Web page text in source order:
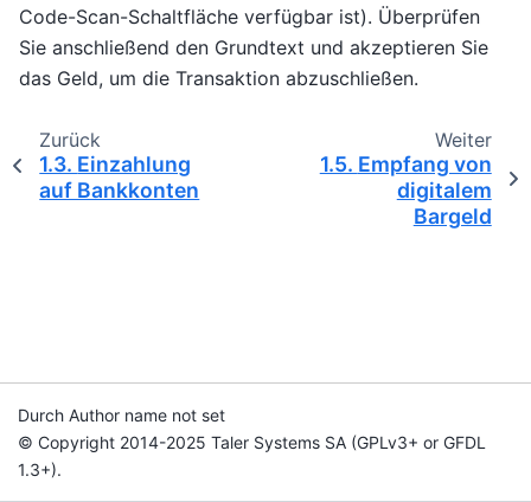
Code-Scan-Schaltfläche verfügbar ist). Überprüfen
Sie anschließend den Grundtext und akzeptieren Sie
das Geld, um die Transaktion abzuschließen.
Zurück
1.3. Einzahlung
auf Bankkonten
Weiter
1.5. Empfang von
digitalem
Bargeld
Durch Author name not set
© Copyright 2014-2025 Taler Systems SA (GPLv3+ or GFDL
1.3+).